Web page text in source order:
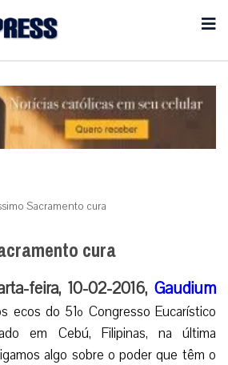
Sacramento cura
cura
feira, 10-02-2016, Gaudium
ecos do 51º Congresso Eucarístico
em Cebú, Filipinas, na última
algo sobre o poder que têm o